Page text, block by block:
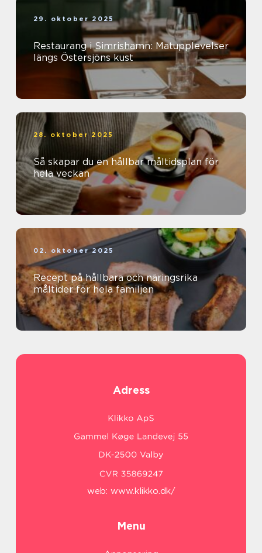
29. oktober 2025
Restaurang i Simrishamn: Matupplevelser
längs Östersjöns kust
28. oktober 2025
Så skapar du en hållbar måltidsplan för
hela veckan
02. oktober 2025
Recept på hållbara och näringsrika
måltider för hela familjen
Adress
web: www.klikko.dk/
Menu